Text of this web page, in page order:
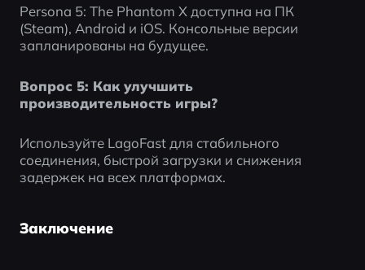
Persona 5: The Phantom X доступна на ПК
(Steam), Android и iOS. Консольные версии
запланированы на будущее.
Вопрос 5: Как улучшить
производительность игры?
Используйте LagoFast для стабильного
соединения, быстрой загрузки и снижения
задержек на всех платформах.
Заключение